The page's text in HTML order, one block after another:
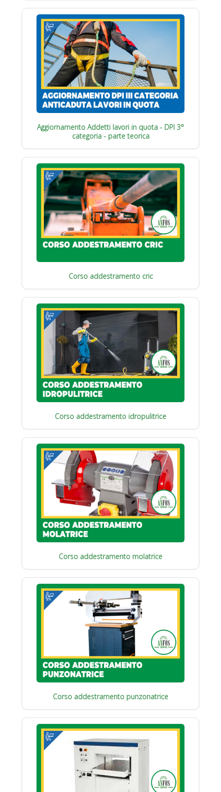
Aggiornamento Addetti lavori in quota - DPI 3°
categoria - parte teorica
Corso addestramento cric
Corso addestramento idropulitrice
Corso addestramento molatrice
Corso addestramento punzonatrice